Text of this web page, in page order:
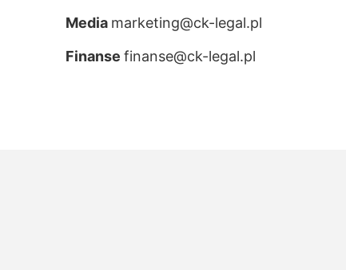
Media marketing@ck-legal.pl
Finanse finanse@ck-legal.pl